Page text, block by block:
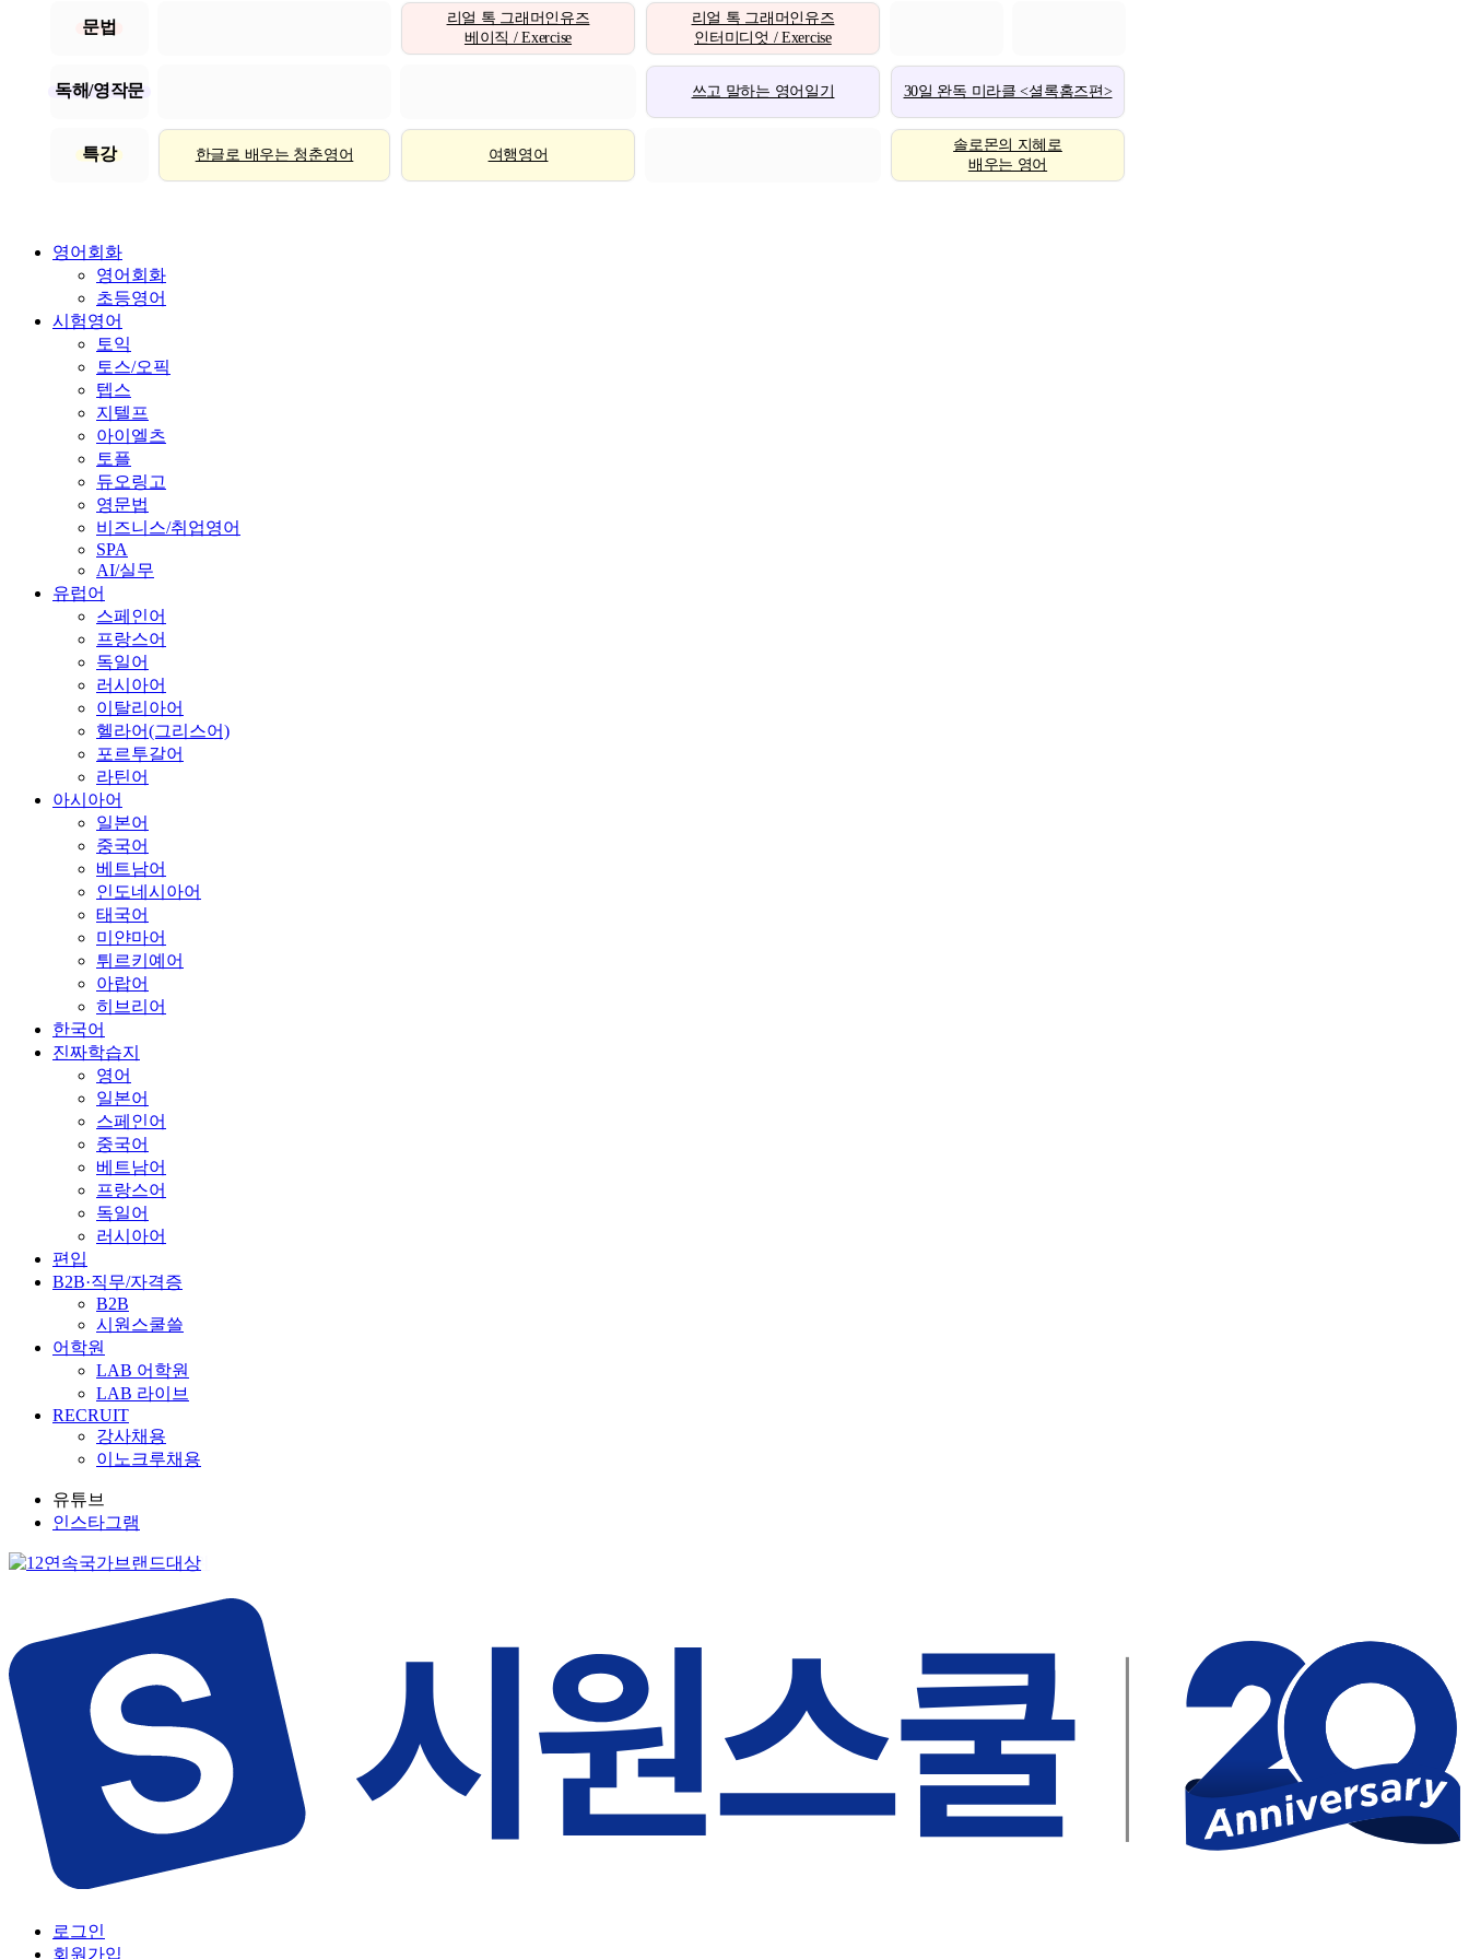
문법
리얼 톡 그래머인유즈
베이직 / Exercise
리얼 톡 그래머인유즈
인터미디엇 / Exercise
독해/영작문 쓰고 말하는 영어일기 30일 완독 미라클 <셜록홈즈편>
특강 한글로 배우는 청춘영어 여행영어
솔로몬의 지혜로
배우는 영어
영어회화
영어회화
초등영어
시험영어
토익
토스/오픽
텝스
지텔프
아이엘츠
토플
듀오링고
영문법
비즈니스/취업영어
SPA
AI/실무
유럽어
스페인어
프랑스어
독일어
러시아어
이탈리아어
헬라어(그리스어)
포르투갈어
라틴어
아시아어
일본어
중국어
베트남어
인도네시아어
태국어
미얀마어
튀르키예어
아랍어
히브리어
한국어
진짜학습지
영어
일본어
스페인어
중국어
베트남어
프랑스어
독일어
러시아어
편입
B2B·직무/자격증
B2B
시원스쿨쓸
어학원
LAB 어학원
LAB 라이브
RECRUIT
강사채용
이노크루채용
유튜브
인스타그램
로그인
회원가입